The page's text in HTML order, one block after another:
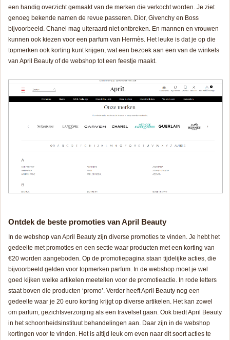
een handig overzicht gemaakt van de merken die verkocht worden. Je ziet
genoeg bekende namen de revue passeren. Dior, Givenchy en Boss
bijvoorbeeld. Chanel mag uiteraard niet ontbreken. En mannen en vrouwen
kunnen ook kiezen voor een parfum van Hermès. Het leuke is dat je op die
topmerken ook korting kunt krijgen, wat een bezoek aan een van de winkels
van April Beauty of de webshop tot een feestje maakt.
Ontdek de beste promoties van April Beauty
In de webshop van April Beauty zijn diverse promoties te vinden. Je hebt het
gedeelte met promoties en een sectie waar producten met een korting van
€20 worden aangeboden. Op de promotiepagina staan tijdelijke acties, die
bijvoorbeeld gelden voor topmerken parfum. In de webshop moet je wel
goed kijken welke artikelen meetellen voor de promotieactie. In rode letters
staat boven die producten ‘promo’. Verder heeft April Beauty nog een
gedeelte waar je 20 euro korting krijgt op diverse artikelen. Het kan zowel
om parfum, gezichtsverzorging als een travelset gaan. Ook biedt April Beauty
in het schoonheidsinstituut behandelingen aan. Daar zijn in de webshop
kortingen voor te vinden. Het is altijd leuk om even naar dit soort acties te